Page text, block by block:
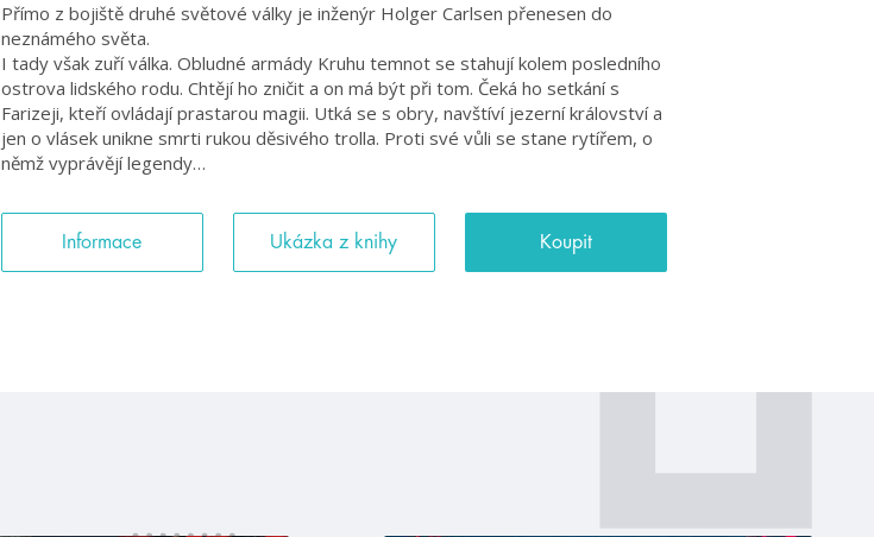
Přímo z bojiště druhé světové války je inženýr Holger Carlsen přenesen do
neznámého světa.
I tady však zuří válka. Obludné armády Kruhu temnot se stahují kolem posledního
ostrova lidského rodu. Chtějí ho zničit a on má být při tom. Čeká ho setkání s
Farizeji, kteří ovládají prastarou magii. Utká se s obry, navštíví jezerní království a
jen o vlásek unikne smrti rukou děsivého trolla. Proti své vůli se stane rytířem, o
němž vyprávějí legendy…
Informace Ukázka z knihy Koupit